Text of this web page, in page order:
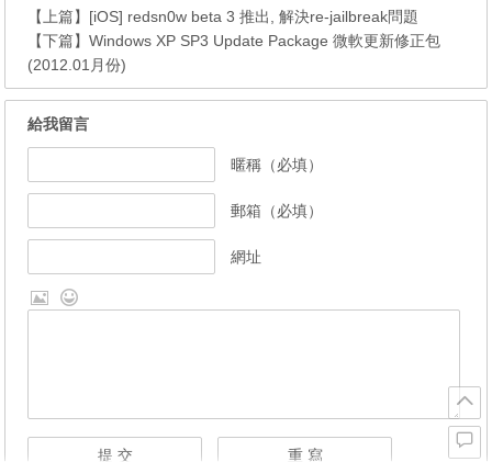
【上篇】 [iOS] redsn0w beta 3 推出, 解決re-jailbreak問題
【下篇】Windows XP SP3 Update Package 微軟更新修正包
(2012.01月份)
給我留言
暱稱（必填）
郵箱（必填）
網址